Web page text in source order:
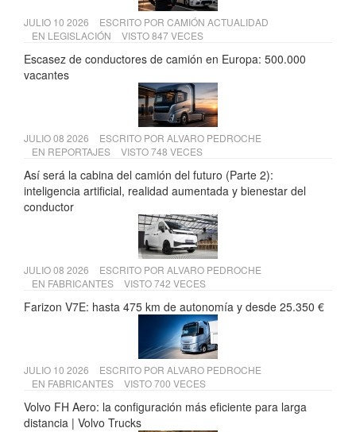
JULIO 10 2026 ESCRITO POR CAMIÓN ACTUALIDAD
EN LEGISLACIÓN VISTO 847 VECES
Escasez de conductores de camión en Europa: 500.000
vacantes
JULIO 08 2026 ESCRITO POR ALVARO PEDROCHE
EN REPORTAJES VISTO 748 VECES
Así será la cabina del camión del futuro (Parte 2):
inteligencia artificial, realidad aumentada y bienestar del
conductor
JULIO 08 2026 ESCRITO POR ALVARO PEDROCHE
EN FABRICANTES VISTO 742 VECES
Farizon V7E: hasta 475 km de autonomía y desde 25.350 €
JULIO 10 2026 ESCRITO POR ALVARO PEDROCHE
EN FABRICANTES VISTO 700 VECES
Volvo FH Aero: la configuración más eficiente para larga
distancia | Volvo Trucks